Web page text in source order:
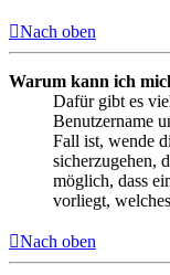
Nach oben
Warum kann ich
Dafür gibt es
Benutzername
Fall ist, wende
sicherzugehen,
möglich, dass
vorliegt,
Nach oben